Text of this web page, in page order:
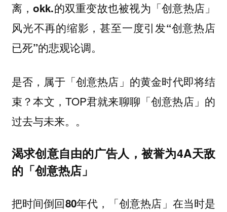
离，okk.的双重变故也被视为「创意热店」
风光不再的缩影，甚至一度引发“创意热店
已死”的悲观论调。
是否，属于「创意热店」的黄金时代即将结
束？本文，TOP君就来聊聊「创意热店」的
过去与未来。。
渴求创意自由的广告人，被誉为4A天敌
的「创意热店」
把时间倒回80年代，「创意热店」在当时是